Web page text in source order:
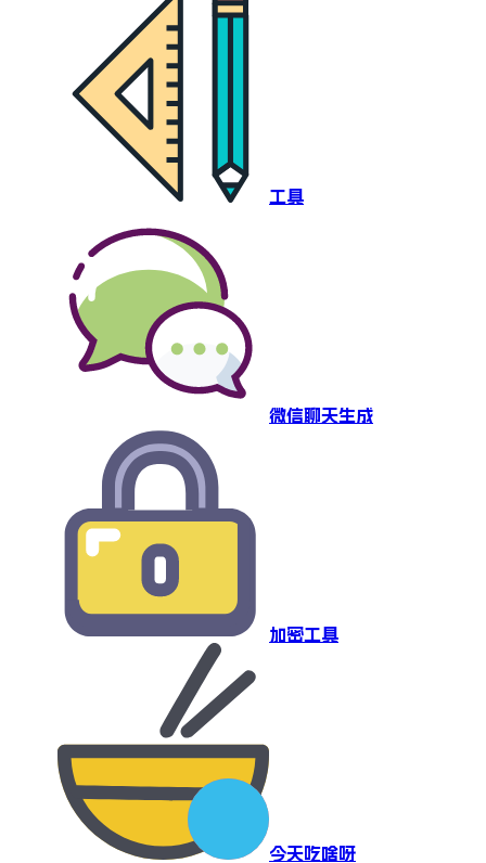
工具
微信聊天生成
加密工具
今天吃啥呀